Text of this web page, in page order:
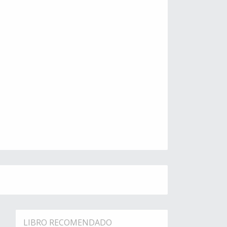
LIBRO RECOMENDADO